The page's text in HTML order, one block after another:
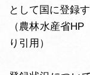
として国に登録
（農林水産省
り引用）